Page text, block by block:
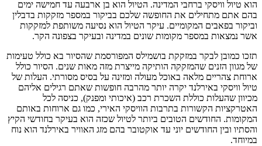
הוא טיול וויסקי ברחבי המדינה. הטיול הוא בן ארבעה עד חמישה ימים
בהם אתם מתחילים את החופשה שלכם בביקור במספר מזקקות בדבלין
וביקור בפאבים המקומיים. עיקר הטיול הוא נסיעה משותפת למזקקות
אשר נמצאות במספר מקומות שונים במדינה ובעיקר בצפונה הקר.
תזכו כמובן לבקר במזקקת בושמילס המפורסמת שהסיור בא כולל טעימות
של מגוון הזנים שהמזקקה הותיקה מייצרת מזה מאות שנים. הסיור כולל
ארוחת צהריים מלאה באוכל מעולה ומזינה על בסיס מסורתי. העלות של
טיול וויסקי באירלנד יקרה יותר מהרבה חופשות שאתם רגילים אליהם
מכיוון שהעלות כוללת השכרת רכב (איכותי ומפנק), כניסה לכל
האטרקציות הקשורות בתרבות הוויסקי האירי, כמו גם ארוחות באותם
המקומות. החודשים הטובים ביותר לטיול שכזה הוא בעיקר בחודשי הקיץ
והסתיו ובין החודשים יוני עד אוקטובר בהם מזג האוויר באירלנד הוא נוח
במיוחד.